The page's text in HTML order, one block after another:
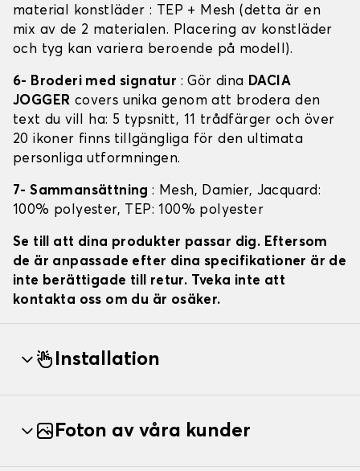
material konstläder : TEP + Mesh (detta är en
mix av de 2 materialen. Placering av konstläder
och tyg kan variera beroende på modell).
6- Broderi med signatur : Gör dina DACIA
JOGGER covers unika genom att brodera den
text du vill ha: 5 typsnitt, 11 trådfärger och över
20 ikoner finns tillgängliga för den ultimata
personliga utformningen.
7- Sammansättning: Mesh, Damier, Jacquard:
100% polyester, TEP: 100% polyester
Se till att dina produkter passar dig. Eftersom
de är anpassade efter dina specifikationer är de
inte berättigade till retur. Tveka inte att
kontakta oss om du är osäker.
Installation
Foton av våra kunder